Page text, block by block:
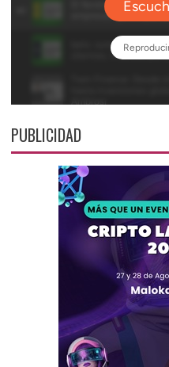
PUBLICIDAD